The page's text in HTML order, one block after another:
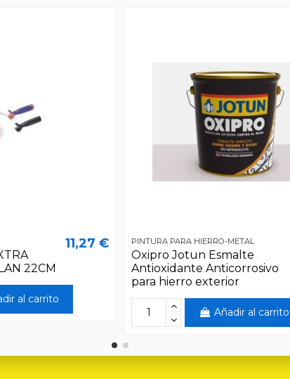
22CM
11,27 €
al carrito
PINTURA PARA HIERRO-METAL
Oxipro Jotun Esmalte
Antioxidante Anticorrosivo
para hierro exterior
Añadir al carrito